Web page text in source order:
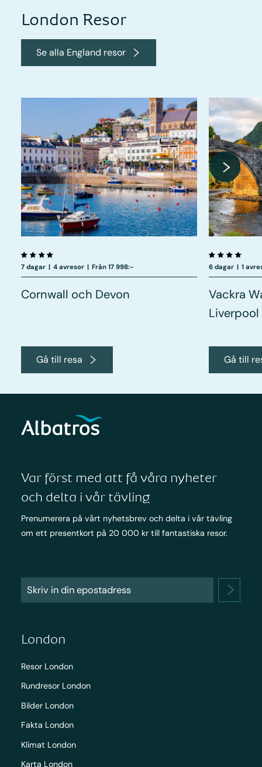
London Resor
Se alla England resor
7 dagar | 4 avresor | Från 17 998:-
Cornwall och Devon
Gå till resa
6 dagar | 1
Vackra
Liverpool
Gå till
Var först med att få våra nyheter
och delta i vår tävling
Prenumerera på vårt nyhetsbrev och delta i vår tävling
om ett presentkort på 20 000 kr till fantastiska resor.
London
Resor London
Rundresor London
Bilder London
Fakta London
Klimat London
Karta London